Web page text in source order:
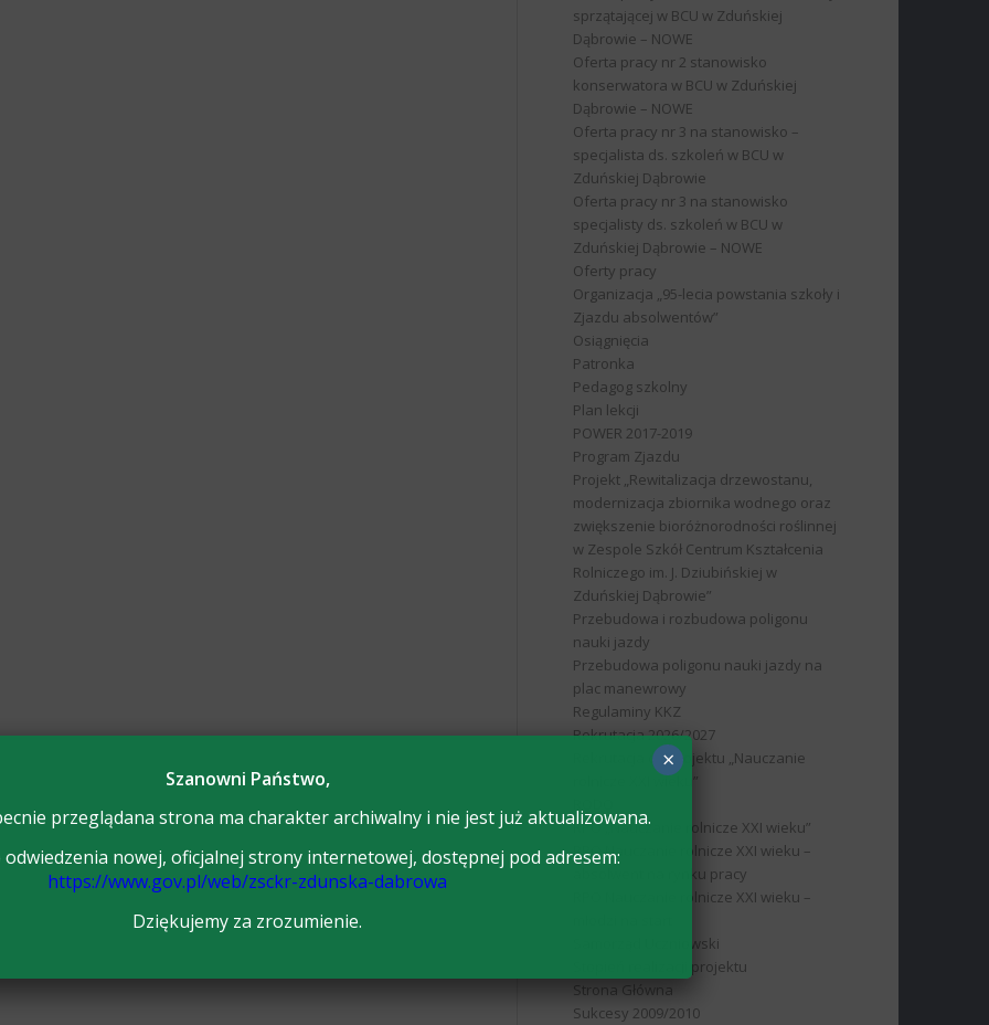
sprzątającej w BCU w Zduńskiej
Dąbrowie – NOWE
Oferta pracy nr 2 stanowisko
konserwatora w BCU w Zduńskiej
Dąbrowie – NOWE
Oferta pracy nr 3 na stanowisko –
specjalista ds. szkoleń w BCU w
Zduńskiej Dąbrowie
Oferta pracy nr 3 na stanowisko
specjalisty ds. szkoleń w BCU w
Zduńskiej Dąbrowie – NOWE
Oferty pracy
Organizacja „95-lecia powstania szkoły i
Zjazdu absolwentów”
Osiągnięcia
Patronka
Pedagog szkolny
Plan lekcji
POWER 2017-2019
Program Zjazdu
Projekt „Rewitalizacja drzewostanu,
modernizacja zbiornika wodnego oraz
zwiększenie bioróżnorodności roślinnej
w Zespole Szkół Centrum Kształcenia
Rolniczego im. J. Dziubińskiej w
Zduńskiej Dąbrowie”
Przebudowa i rozbudowa poligonu
nauki jazdy
Przebudowa poligonu nauki jazdy na
plac manewrowy
Regulaminy KKZ
Rekrutacja 2026/2027
Rekrutacja do projektu „Nauczanie
rolnicze XXI wieku”
RPO „Nauczanie rolnicze XXI wieku”
RPO Nauczanie rolnicze XXI wieku –
absolwent na rynku pracy
RPO Nauczanie rolnicze XXI wieku –
Samorząd Uczniowski
Stopień realizacji projektu
Strona Główna
Sukcesy 2009/2010
Szanowni Państwo,
przeglądana strona ma charakter archiwalny i nie jest już aktualizowana.
odwiedzenia nowej, oficjalnej strony internetowej, dostępnej pod adresem:
https://www.gov.pl/web/zsckr-zdunska-dabrowa
Dziękujemy za zrozumienie.
×